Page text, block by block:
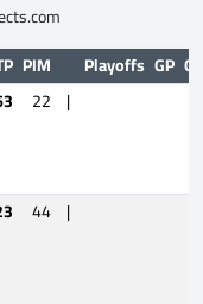
PIM Playoffs GP G
22 |
44 |